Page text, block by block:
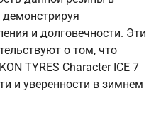
и долговечности. Эти
о том, что
TYRES Character ICE 7
и уверенности в зимнем